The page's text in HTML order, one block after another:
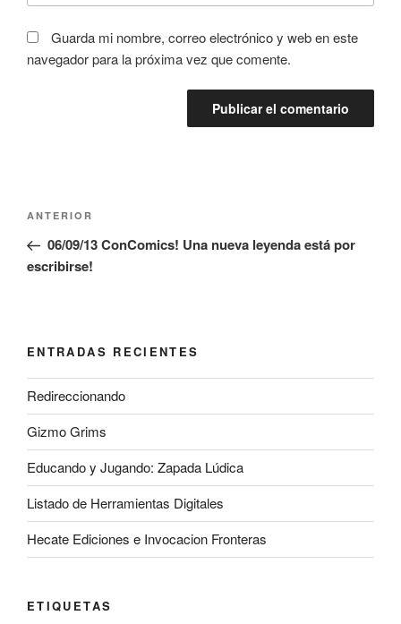
Guarda mi nombre, correo electrónico y web en este
navegador para la próxima vez que comente.
Navegación
entradas
Entrada
anterior:
ANTERIOR
06/09/13 ConComics! Una nueva leyenda está por
escribirse!
ENTRADAS RECIENTES
Redireccionando
Gizmo Grims
Educando y Jugando: Zapada Lúdica
Listado de Herramientas Digitales
Hecate Ediciones e Invocacion Fronteras
ETIQUETAS